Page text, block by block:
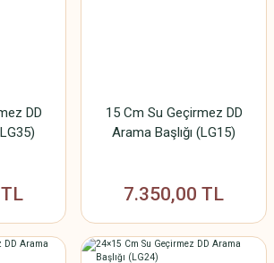
DD
15 Cm Su Geçirmez DD
Arama Başlığı (LG15)
7.350,00 TL